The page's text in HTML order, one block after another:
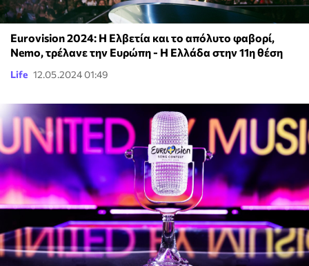
Eurovision 2024: Η Ελβετία και το απόλυτο φαβορί,
Nemo, τρέλανε την Ευρώπη - Η Ελλάδα στην 11η θέση
Life 12.05.2024 01:49